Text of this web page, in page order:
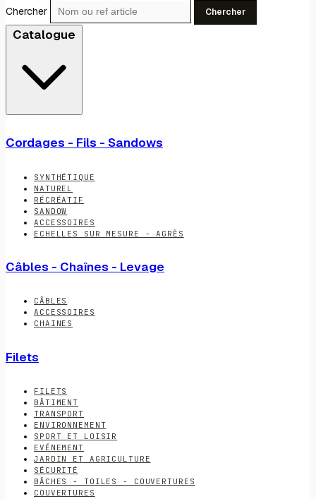
Chercher Chercher
Catalogue
Cordages - Fils - Sandows
SYNTHÉTIQUE
NATUREL
RÉCRÉATIF
SANDOW
ACCESSOIRES
ECHELLES SUR MESURE - AGRÈS
Câbles - Chaînes - Levage
CÂBLES
ACCESSOIRES
CHAINES
Filets
FILETS
BÂTIMENT
TRANSPORT
ENVIRONNEMENT
SPORT ET LOISIR
EVÉNEMENT
JARDIN ET AGRICULTURE
SÉCURITÉ
BÂCHES - TOILES - COUVERTURES
COUVERTURES